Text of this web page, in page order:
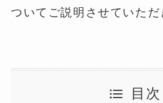
ついてご説明させていただ
目次